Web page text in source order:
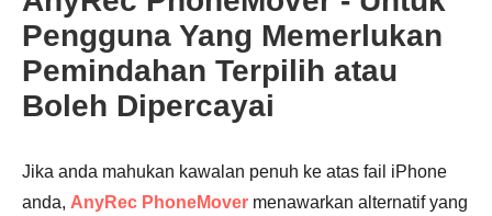
Pengguna Yang Memerlukan
Pemindahan Terpilih atau
Boleh Dipercayai
Jika anda mahukan kawalan penuh ke atas fail iPhone
anda, AnyRec PhoneMover menawarkan alternatif yang